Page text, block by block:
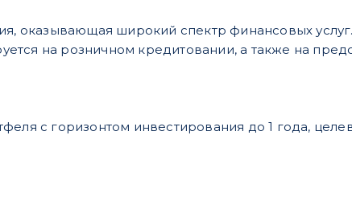
оказывающая широкий спектр финансовых
на розничном кредитовании, а также на
с горизонтом инвестирования до 1 года,